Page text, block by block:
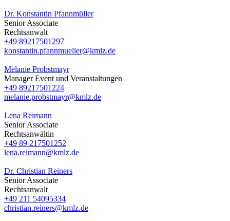
Dr. Konstantin Pfannmüller
Senior Associate
Rechtsanwalt
+49 89217501297
konstantin.pfannmueller@kmlz.de
Melanie Probstmayr
Manager Event und Veranstaltungen
+49 89217501224
melanie.probstmayr@kmlz.de
Lena Reimann
Senior Associate
Rechtsanwältin
+49 89 217501252
lena.reimann@kmlz.de
Dr. Christian Reiners
Senior Associate
Rechtsanwalt
+49 211 54095334
christian.reiners@kmlz.de